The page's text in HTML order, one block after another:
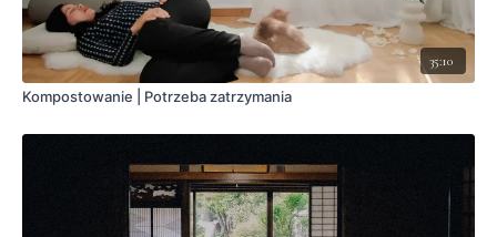
35:10
Kompostowanie | Potrzeba zatrzymania